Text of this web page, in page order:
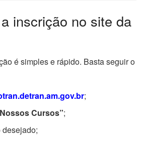
inscrição no site da
é simples e rápido. Basta seguir o
;
Cursos”;